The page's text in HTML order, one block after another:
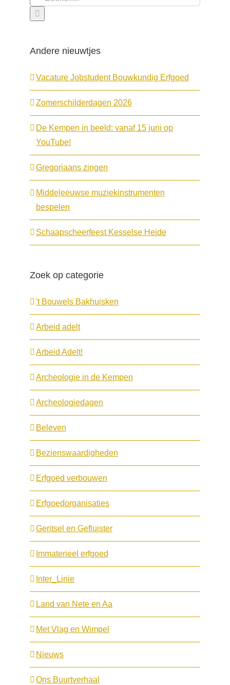
naar:
Andere nieuwtjes
Vacature Jobstudent Bouwkundig Erfgoed
Zomerschilderdagen 2026
De Kempen in beeld: vanaf 15 juni op
YouTube!
Gregoriaans zingen
Middeleeuwse muziekinstrumenten
bespelen
Schaapscheerfeest Kesselse Heide
Zoek op categorie
't Bouwels Bakhuisken
Arbeid adelt
Arbeid Adelt!
Archeologie in de Kempen
Archeologiedagen
Beleven
Bezienswaardigheden
Erfgoed verbouwen
Erfgoedorganisaties
Geritsel en Gefluister
Immaterieel erfgoed
Inter_Linie
Land van Nete en Aa
Met Vlag en Wimpel
Nieuws
Ons Buurtverhaal